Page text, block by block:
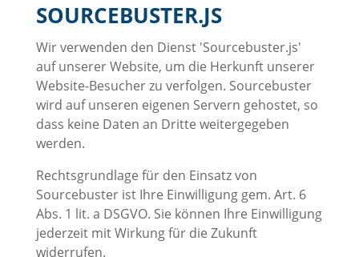
SOURCEBUSTER.JS
Wir verwenden den Dienst 'Sourcebuster.js'
auf unserer Website, um die Herkunft unserer
Website-Besucher zu verfolgen. Sourcebuster
wird auf unseren eigenen Servern gehostet, so
dass keine Daten an Dritte weitergegeben
werden.
Rechtsgrundlage für den Einsatz von
Sourcebuster ist Ihre Einwilligung gem. Art. 6
Abs. 1 lit. a DSGVO. Sie können Ihre Einwilligung
jederzeit mit Wirkung für die Zukunft
widerrufen.